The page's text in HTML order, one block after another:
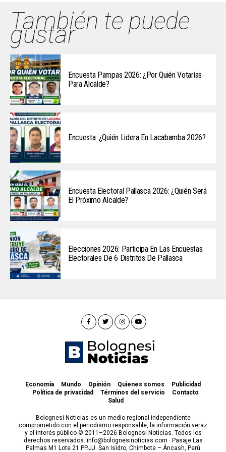
También te puede
gustar
Encuesta Pampas 2026: ¿Por Quién Votarías
Para Alcalde?
Encuesta: ¿Quién Lidera En Lacabamba 2026?
Encuesta Electoral Pallasca 2026: ¿Quién Será
El Próximo Alcalde?
Elecciones 2026: Participa En Las Encuestas
Electorales De 6 Distritos De Pallasca
Economía Mundo Opinión Quienes somos
Publicidad
Política de privacidad
Términos del servicio
Contacto
Salud
Bolognesi Noticias es un medio regional independiente
comprometido con el periodismo responsable, la información veraz
y el interés público © 2011–2026 Bolognesi Noticias. Todos los
derechos reservados. info@bolognesinoticias.com · Pasaje Las
Palmas M1 Lote 21 PP.JJ. San Isidro, Chimbote – Áncash, Perú